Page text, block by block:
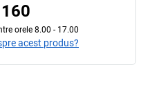
orele 8.00 - 17.00
acest produs?